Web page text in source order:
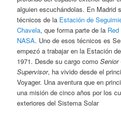
alguien escuchándolas. En Madrid
técnicos de la Estación de
Chavela, que forma parte de la
NASA. Uno de esos técnicos es
empezó a trabajar en la Estación
1971. Desde su cargo comoSenior
Supervisor, ha vivido desde el
Voyager. Una aventura que en
una misión de cinco años por los
exteriores del Sistema Solar